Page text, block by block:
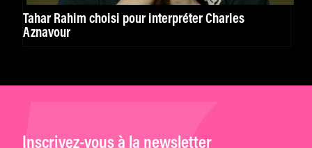
Tahar Rahim choisi pour interpréter Charles
Aznavour
Inscrivez-vous à la newsletter